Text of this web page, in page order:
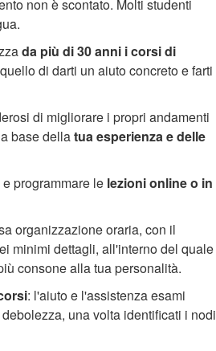
non è scontato. Molti studenti
da più di 30 anni i corsi di
di darti un aiuto concreto e farti
di migliorare i propri andamenti
base dellatua esperienza e delle
e programmare le lezioni online o in
organizzazione oraria, con il
minimi dettagli, all'interno del quale
consone alla tua personalità.
: l'aiuto e l'assistenza esami
una volta identificati i nodi